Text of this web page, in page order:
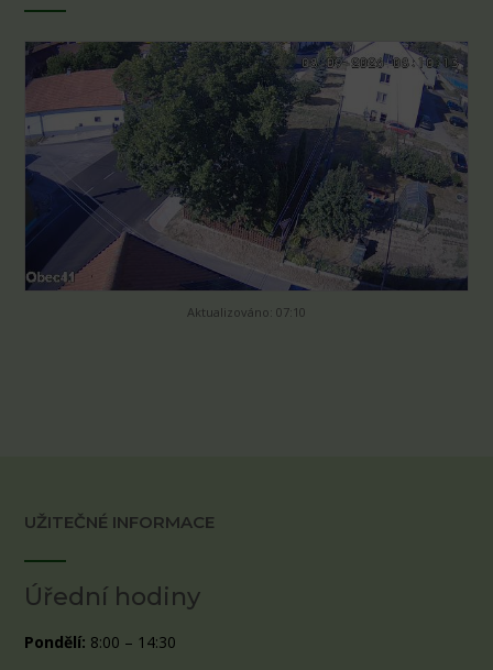
Aktualizováno: 07:10
UŽITEČNÉ INFORMACE
Úřední hodiny
Pondělí: 8:00 – 14:30